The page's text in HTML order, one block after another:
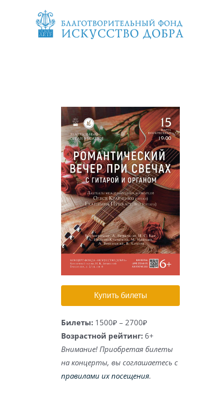
Купить билеты
Билеты: 1500₽ – 2700₽
Возрастной рейтинг:6+
Внимание! Приобретая билеты
на концерты, вы соглашаетесь с
правилами их посещения.